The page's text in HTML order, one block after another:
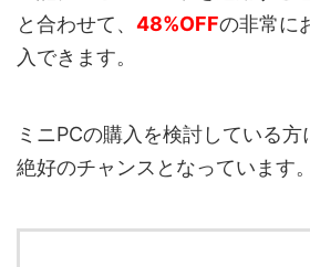
と合わせて、 48%OFFの非常に
入できます。
ミニPCの購入を検討している
絶好のチャンスとなっています。